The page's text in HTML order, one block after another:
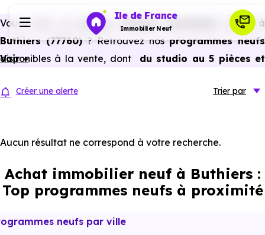
Ile de France
Immobilier Neuf
Investir
Actualités
Ressources
Vous avez un
projet d’achat immobilier neuf à
Buthiers (77760) ? Retrouvez nos programmes neufs
disponibles à la vente, dont
du studio au 5 pièces et
avantages du neuf :PTZ, TVA réduitedans certains cas,
énergétiques, garanties constructeur, etc.
Voir +
Créer une alerte Trier par
Aucun résultat ne correspond à votre recherche.
Achat immobilier neuf à Buthiers :
Top programmes neufs à proximité
neufs par ville